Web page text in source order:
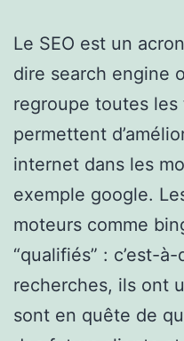
Le SEO est un
dire search engine
regroupe toutes
permettent
internet dans les
exemple google.
moteurs comme
“qualifiés” : c’est-
recherches, ils ont
sont en quête de